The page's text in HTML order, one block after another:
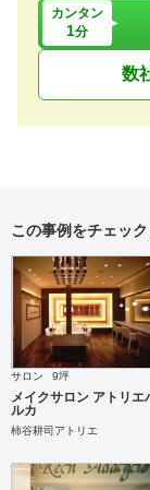
カンタン
1分
数
この事例をチェッ
サロン 9坪
メイクサロン アトリエ
ルカ
柿谷耕司アトリエ